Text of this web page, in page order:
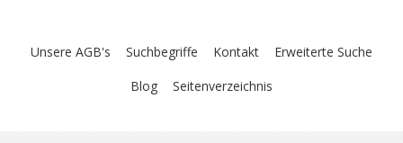
Unsere AGB's Suchbegriffe Kontakt
Erweiterte Suche
Blog
Seitenverzeichnis